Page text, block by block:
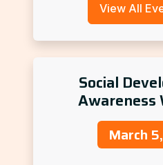
View All
Social
Awareness
March